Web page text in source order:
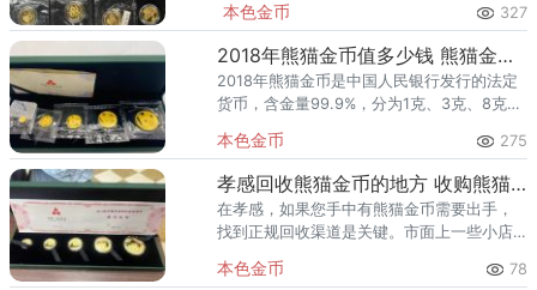
藏友付清了孩子的留学定金——这不是天方
夜谭，而是当下火爆收藏市场的日
本色金币 327
2018年熊猫金币值多少钱 熊猫金币正规回收渠道与实时价格
2018年熊猫金币是中国人民银行发行的法定
货币，含金量99.9%，分为1克、3克、8克、
际金价高位波动，这枚金币的价值主要由黄
金基础价和收
本色金币 275
孝感回收熊猫金币的地方 收购熊猫金币正规渠道
在孝感，如果您手中有熊猫金币需要出手，
找到正规回收渠道是关键。市面上一些小店
本文直接为您推荐两家信誉可靠的回收商，
本色金币 78